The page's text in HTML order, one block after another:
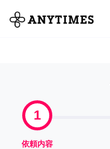
全て
1
依頼内容